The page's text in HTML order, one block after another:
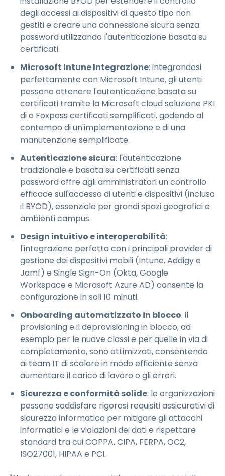
degli accessi ai dispositivi di questo tipo non
gestiti e creare una connessione sicura senza
password utilizzando l'autenticazione basata su
certificati.
Microsoft Intune Integrazione: integrandosi
perfettamente con Microsoft Intune, gli utenti
possono ottenere l'autenticazione basata su
certificati tramite la Microsoft cloud soluzione PKI
di o Foxpass certificati semplificati, godendo al
contempo di un'implementazione e di una
manutenzione semplificate.
Autenticazione sicura: l'autenticazione
tradizionale e basata su certificati senza
password offre agli amministratori un controllo
efficace sull'accesso di utenti e dispositivi (incluso
il BYOD), essenziale per grandi spazi geografici e
ambienti campus.
Design intuitivo e interoperabilità:
l'integrazione perfetta con i principali provider di
gestione dei dispositivi mobili (Intune, Addigy e
Jamf) e Single Sign-On (Okta, Google
Workspace e Microsoft Azure AD) consente la
configurazione in soli 10 minuti.
Onboarding automatizzato in blocco: il
provisioning e il deprovisioning in blocco, ad
esempio per le nuove classi e per quelle in via di
completamento, sono ottimizzati, consentendo
ai team IT di scalare in modo efficiente senza
aumentare il carico di lavoro o gli errori.
Sicurezza e conformità solide: le organizzazioni
possono soddisfare rigorosi requisiti assicurativi di
sicurezza informatica per mitigare gli attacchi
informatici e le violazioni dei dati e rispettare
standard tra cui COPPA, CIPA, FERPA, OC2,
ISO27001, HIPAA e PCI.